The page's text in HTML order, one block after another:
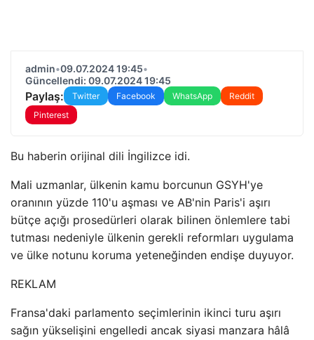
admin•09.07.2024 19:45•
Güncellendi: 09.07.2024 19:45
Paylaş: Twitter Facebook WhatsApp
Reddit
Pinterest
Bu haberin orijinal dili İngilizce idi.
Mali uzmanlar, ülkenin kamu borcunun GSYH'ye
oranının yüzde 110'u aşması ve AB'nin Paris'i aşırı
bütçe açığı prosedürleri olarak bilinen önlemlere tabi
tutması nedeniyle ülkenin gerekli reformları uygulama
ve ülke notunu koruma yeteneğinden endişe duyuyor.
REKLAM
Fransa'daki parlamento seçimlerinin ikinci turu aşırı
sağın yükselişini engelledi ancak siyasi manzara hâlâ